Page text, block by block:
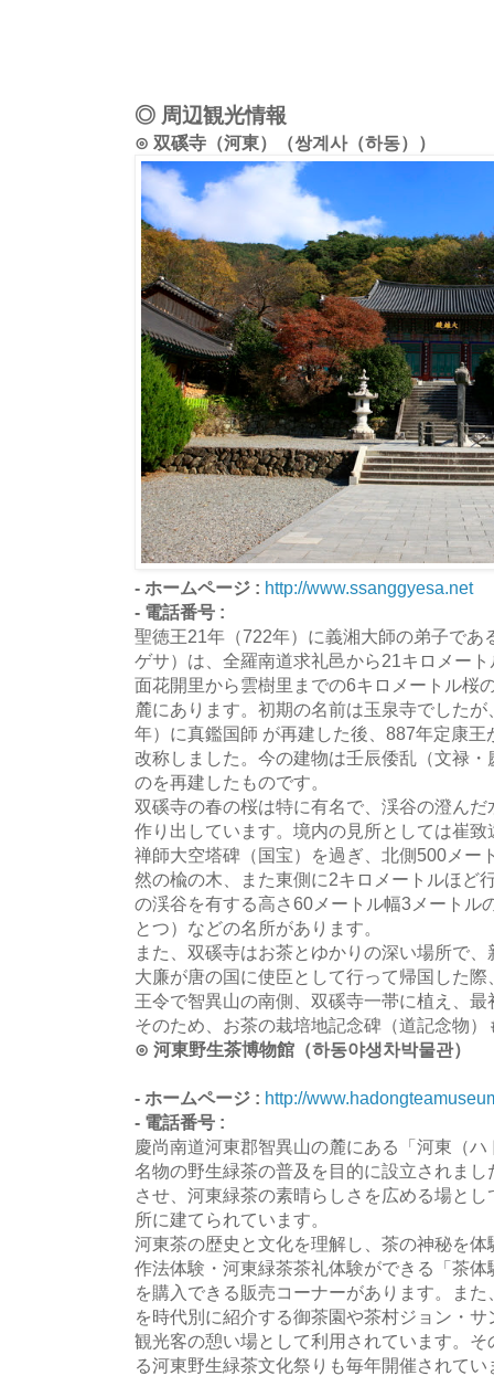
◎ 周辺観光情報
⊙ 双磎寺（河東）（쌍계사（하동））
- ホームページ : http://www.ssanggyesa.net
- 電話番号 :
聖徳王21年（722年）に義湘大師の弟子であ
ゲサ）は、全羅南道求礼邑から21キロメー
面花開里から雲樹里までの6キロメートル桜
麓にあります。初期の名前は玉泉寺でした
年）に真鑑国師 が再建した後、887年定康
改称しました。今の建物は壬辰倭乱（文禄
のを再建したものです。
双磎寺の春の桜は特に有名で、渓谷の澄ん
作り出しています。境内の見所としては崔
禅師大空塔碑（国宝）を過ぎ、北側500メー
然の楡の木、また東側に2キロメートルほど
の渓谷を有する高さ60メートル幅3メートル
とつ）などの名所があります。
また、双磎寺はお茶とゆかりの深い場所で
大廉が唐の国に使臣として行って帰国した
王令で智異山の南側、双磎寺一帯に植え、
そのため、お茶の栽培地記念碑（道記念物）
⊙ 河東野生茶博物館（하동야생차박물관）
- ホームページ : http://
- 電話番号 :
慶尚南道河東郡智異山の麓にある「河東（
名物の野生緑茶の普及を目的に設立されま
させ、河東緑茶の素晴らしさを広める場と
所に建てられています。
河東茶の歴史と文化を理解し、茶の神秘を
作法体験・河東緑茶茶礼体験ができる「茶
を購入できる販売コーナーがあります。ま
を時代別に紹介する御茶園や茶村ジョン・
観光客の憩い場として利用されています。
る河東野生緑茶文化祭りも毎年開催されてい